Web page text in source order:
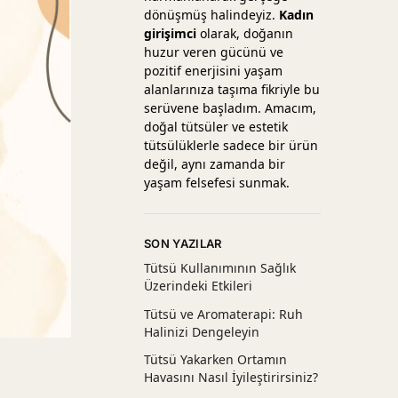
dönüşmüş halindeyiz. Kadın
girişimci olarak, doğanın
huzur veren gücünü ve
pozitif enerjisini yaşam
alanlarınıza taşıma fikriyle bu
serüvene başladım. Amacım,
doğal tütsüler ve estetik
tütsülüklerle sadece bir ürün
değil, aynı zamanda bir
yaşam felsefesi sunmak.
SON YAZILAR
Tütsü Kullanımının Sağlık
Üzerindeki Etkileri
Tütsü ve Aromaterapi: Ruh
Halinizi Dengeleyin
Tütsü Yakarken Ortamın
Havasını Nasıl İyileştirirsiniz?